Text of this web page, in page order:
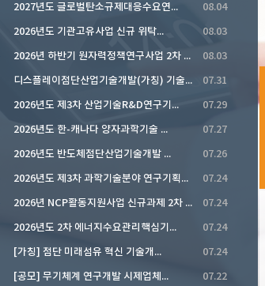
2027년도 글로벌탄소규제대응수요연...
08.04
2026년도 기관고유사업 신규 위탁...
08.03
2026년 하반기 원자력정책연구사업 2차 공고
08.03
디스플레이첨단산업기술개발(가칭) 기술수요조사
07.31
2026년도 제3차 산업기술R&D연구기...
07.29
2026년도 한-캐나다 양자과학기술 ...
07.27
2026년도 반도체첨단산업기술개발 ...
07.26
2026년도 제3차 과학기술분야 연구기획과제 공모
07.24
2026년 NCP활동지원사업 신규과제 2차 공모
07.24
2026년도 2차 에너지수요관리핵심기...
07.24
[가칭] 첨단 미래섬유 혁신 기술개...
07.24
[공모] 무기체계 연구개발 시제업체... 07.22